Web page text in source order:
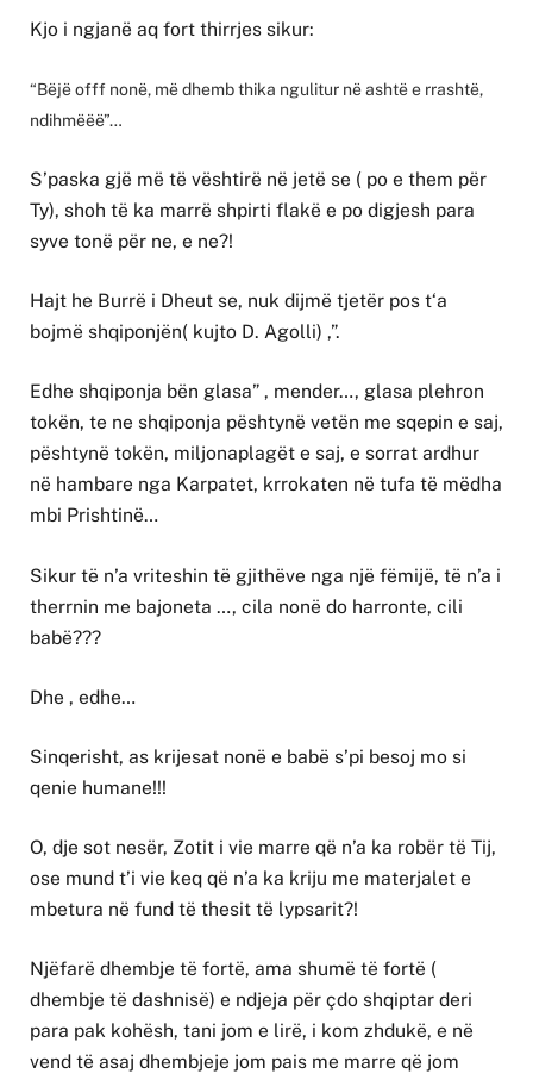
Kjo i ngjanë aq fort thirrjes sikur:
“Bëjë offf nonë, më dhemb thika ngulitur në ashtë e rrashtë,
ndihmëëë”…
S’paska gjë më të vështirë në jetë se ( po e them për
Ty), shoh të ka marrë shpirti flakë e po digjesh para
syve tonë për ne, e ne?!
Hajt he Burrë i Dheut se, nuk dijmë tjetër pos t‘a
bojmë shqiponjën( kujto D. Agolli) ,”.
Edhe shqiponja bën glasa” , mender…, glasa plehron
tokën, te ne shqiponja pështynë vetën me sqepin e saj,
pështynë tokën, miljonaplagët e saj, e sorrat ardhur
në hambare nga Karpatet, krrokaten në tufa të mëdha
mbi Prishtinë…
Sikur të n’a vriteshin të gjithëve nga një fëmijë, të n’a i
therrnin me bajoneta …, cila nonë do harronte, cili
babë???
Dhe , edhe…
Sinqerisht, as krijesat nonë e babë s’pi besoj mo si
qenie humane!!!
O, dje sot nesër, Zotit i vie marre që n’a ka robër të Tij,
ose mund t’i vie keq që n’a ka kriju me materjalet e
mbetura në fund të thesit të lypsarit?!
Njëfarë dhembje të fortë, ama shumë të fortë (
dhembje të dashnisë) e ndjeja për çdo shqiptar deri
para pak kohësh, tani jom e lirë, i kom zhdukë, e në
vend të asaj dhembjeje jom pais me marre që jom